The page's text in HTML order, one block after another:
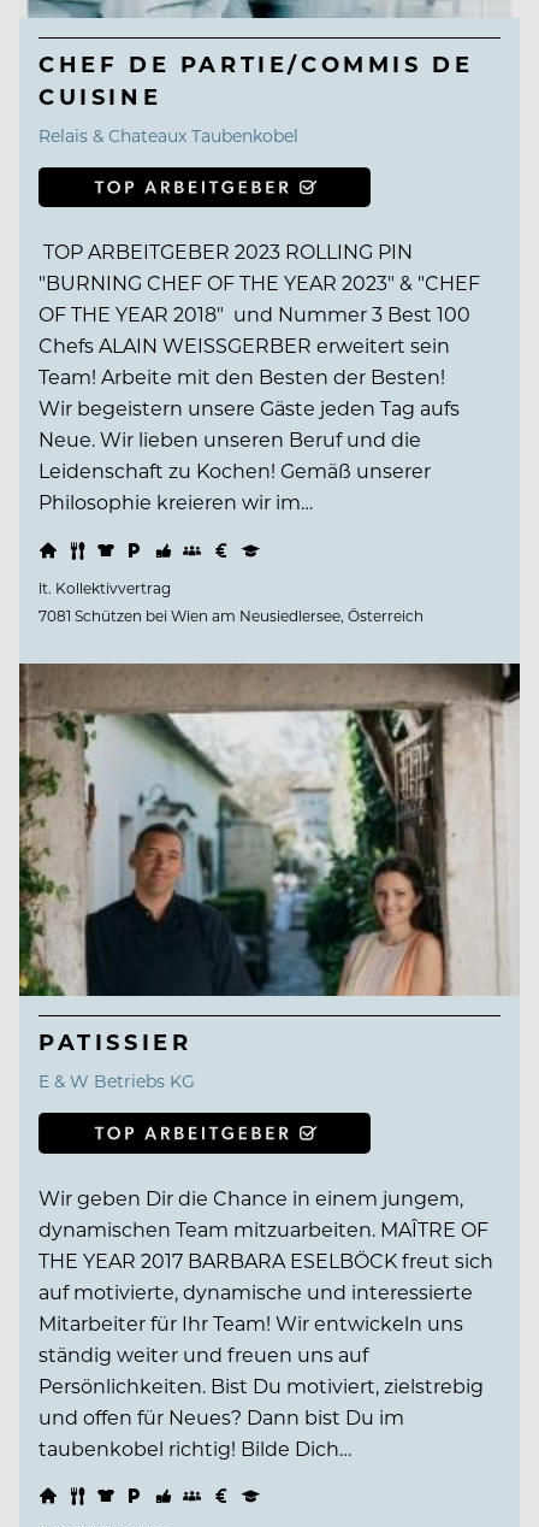
CHEF DE PARTIE/COMMIS DE
CUISINE
Relais & Chateaux Taubenkobel
TOP ARBEITGEBER 2023 ROLLING PIN
"BURNING CHEF OF THE YEAR 2023" & "CHEF
OF THE YEAR 2018" und Nummer 3 Best 100
Chefs ALAIN WEISSGERBER erweitert sein
Team! Arbeite mit den Besten der Besten!
Wir begeistern unsere Gäste jeden Tag aufs
Neue. Wir lieben unseren Beruf und die
Leidenschaft zu Kochen! Gemäß unserer
Philosophie kreieren wir im…
lt. Kollektivvertrag
7081 Schützen bei Wien am Neusiedlersee, Österreich
PATISSIER
E & W Betriebs KG
Wir geben Dir die Chance in einem jungem,
dynamischen Team mitzuarbeiten. MAÎTRE OF
THE YEAR 2017 BARBARA ESELBÖCK freut sich
auf motivierte, dynamische und interessierte
Mitarbeiter für Ihr Team! Wir entwickeln uns
ständig weiter und freuen uns auf
Persönlichkeiten. Bist Du motiviert, zielstrebig
und offen für Neues? Dann bist Du im
taubenkobel richtig! Bilde Dich…